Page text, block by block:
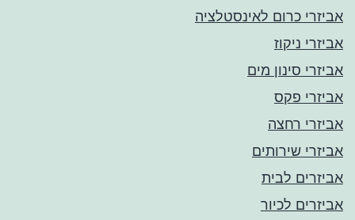
אביזרי כרום לאינסטלציה
אביזרי ניקוז
אביזרי סינון מים
אביזרי פקס
אביזרי רחצה
אביזרי שירותים
אביזרים לבית
אביזרים לכיור